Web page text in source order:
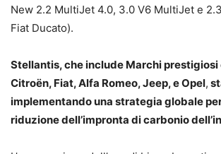
New 2.2 MultiJet 4.0, 3.0 V6 MultiJet e
Fiat Ducato).
Stellantis, che include Marchi prestigiosi
Citroën, Fiat, Alfa Romeo, Jeep, e Opel,
implementando una strategia globale
riduzione dell’impronta di carbonio